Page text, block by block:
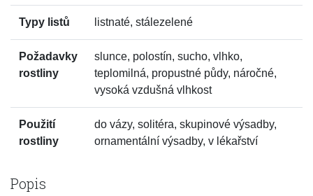
Typy listů listnaté, stálezelené
Požadavky
rostliny
slunce, polostín, sucho, vlhko,
teplomilná, propustné půdy, náročné,
vysoká vzdušná vlhkost
Použití
rostliny
do vázy, solitéra, skupinové výsadby,
ornamentální výsadby, v lékařství
Popis